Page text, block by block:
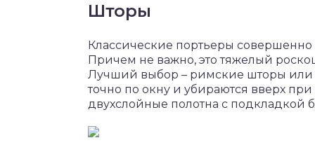
Шторы
Классические портьеры
Причем не важно, это тяжелый
Лучший выбор – римские шторы или
точно по окну и убираются вверх
двухслойные полотна с подкладкой